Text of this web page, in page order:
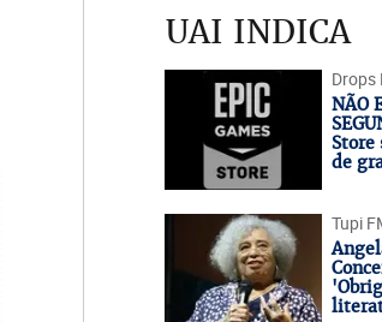
UAI INDICA
Drops
NÃO
Store
de
Tupi